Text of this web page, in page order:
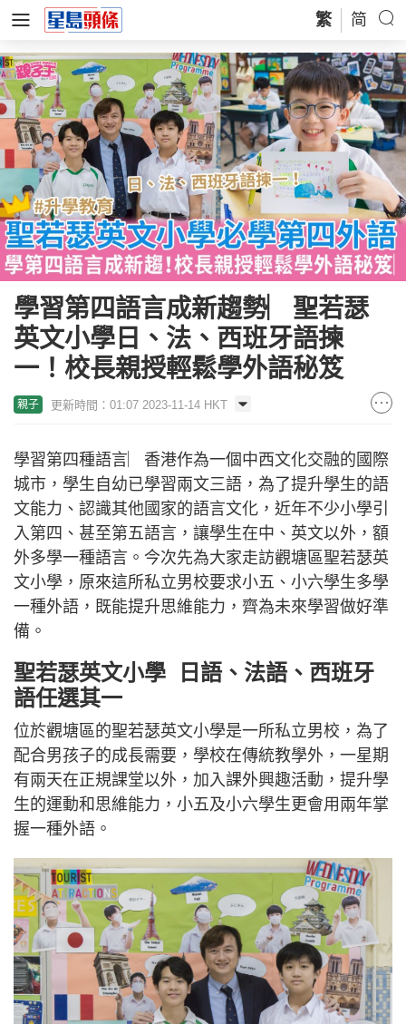
繁 简
學習第四語言成新趨勢︳聖若瑟
英文小學日、法、西班牙語揀
一！校長親授輕鬆學外語秘笈
親子 更新時間：01:07 2023-11-14 HKT
學習第四種語言︳香港作為一個中西文化交融的國際
城市，學生自幼已學習兩文三語，為了提升學生的語
文能力、認識其他國家的語言文化，近年不少小學引
入第四、甚至第五語言，讓學生在中、英文以外，額
外多學一種語言。今次先為大家走訪觀塘區聖若瑟英
文小學，原來這所私立男校要求小五、小六學生多學
一種外語，既能提升思維能力，齊為未來學習做好準
備。
聖若瑟英文小學 日語、法語、西班牙
語任選其一
位於觀塘區的聖若瑟英文小學是一所私立男校，為了
配合男孩子的成長需要，學校在傳統教學外，一星期
有兩天在正規課堂以外，加入課外興趣活動，提升學
生的運動和思維能力，小五及小六學生更會用兩年掌
握一種外語。